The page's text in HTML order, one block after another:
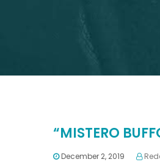
“MISTERO
December 2, 2019